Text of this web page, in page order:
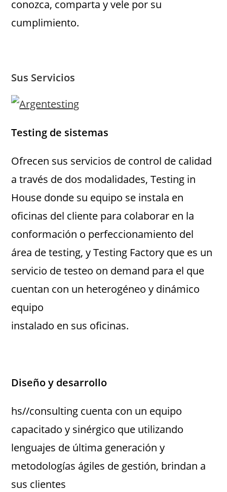
conozca, comparta y vele por su
cumplimiento.
Sus Servicios
Testing de sistemas
Ofrecen sus servicios de control de calidad
a través de dos modalidades, Testing in
House donde su equipo se instala en
oficinas del cliente para colaborar en la
conformación o perfeccionamiento del
área de testing, y Testing Factory que es un
servicio de testeo on demand para el que
cuentan con un heterogéneo y dinámico
equipo
instalado en sus oficinas.
Diseño y desarrollo
hs//consulting cuenta con un equipo
capacitado y sinérgico que utilizando
lenguajes de última generación y
metodologías ágiles de gestión, brindan a
sus clientes